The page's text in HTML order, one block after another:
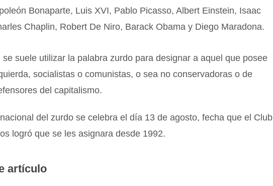
Bonaparte, Luis XVI, Pablo Picasso, Albert Einstein, Isaac
Chaplin, Robert De Niro, Barack Obama y Diego Maradona.
se suele utilizar la palabra zurdo para designar a aquel que posee
socialistas o comunistas, o sea no conservadoras o de
del capitalismo.
del zurdo se celebra el día 13 de agosto, fecha que el Club
logró que se les asignara desde 1992.
artículo